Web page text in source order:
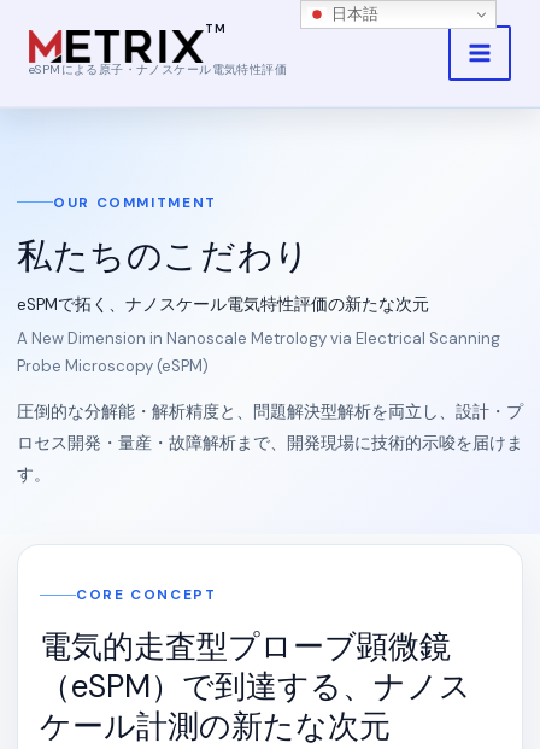
eSPMによる原子・ナノスケール電気特性評価
OUR COMMITMENT
私たちのこだわり
eSPMで拓く、ナノスケール電気特性評価の新たな次元
A New Dimension in Nanoscale Metrology via Electrical Scanning
Probe Microscopy (eSPM)
圧倒的な分解能・解析精度と、問題解決型解析を両立し、設計・プ
ロセス開発・量産・故障解析まで、開発現場に技術的示唆を届けま
す。
CORE CONCEPT
電気的走査型プローブ顕微鏡
（eSPM）で到達する、ナノス
ケール計測の新たな次元
日本語